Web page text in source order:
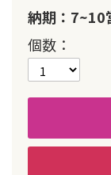
納期：7~10
個数